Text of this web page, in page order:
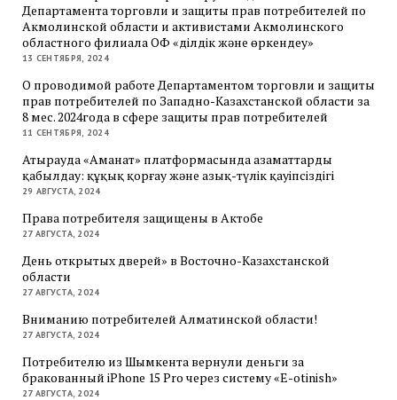
Департамента торговли и защиты прав потребителей по
Акмолинской области и активистами Акмолинского
областного филиала ОФ «Әділдік және өркендеу»
13 СЕНТЯБРЯ, 2024
О проводимой работе Департаментом торговли и защиты
прав потребителей по Западно-Казахстанской области за
8 мес. 2024года в сфере защиты прав потребителей
11 СЕНТЯБРЯ, 2024
Атырауда «Аманат» платформасында азаматтарды
қабылдау: құқық қорғау және азық-түлік қауіпсіздігі
29 АВГУСТА, 2024
Права потребителя защищены в Актобе
27 АВГУСТА, 2024
День открытых дверей» в Восточно-Казахстанской
области
27 АВГУСТА, 2024
Вниманию потребителей Алматинской области!
27 АВГУСТА, 2024
Потребителю из Шымкента вернули деньги за
бракованный iPhone 15 Pro через систему «E-otinish»
27 АВГУСТА, 2024